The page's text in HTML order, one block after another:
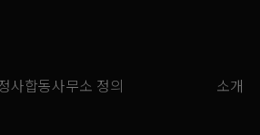
사합동사무소 정의 소개